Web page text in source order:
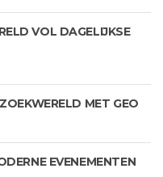
VOL DAGELIJKSE
MET GEO
EVENEMENTEN